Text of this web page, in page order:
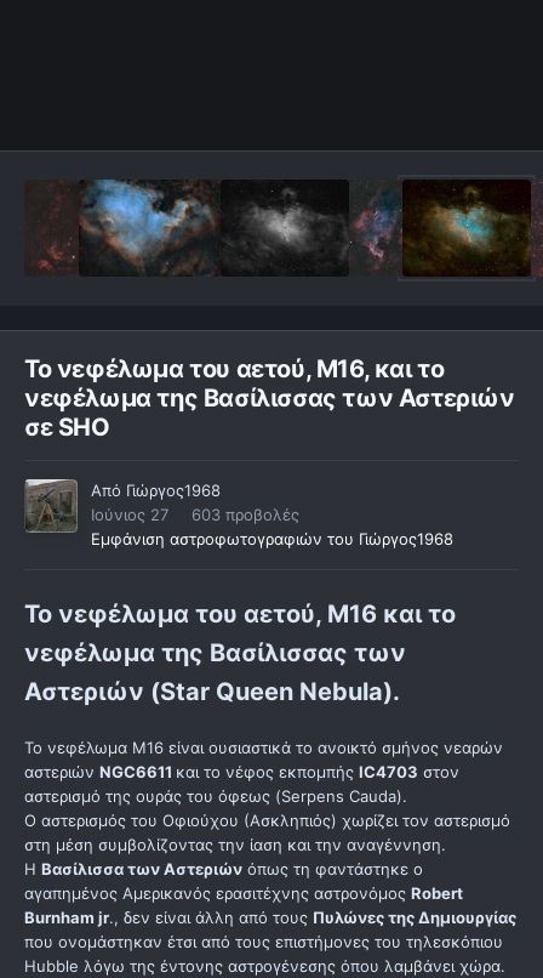
Το νεφέλωμα του αετού, M16, και το
νεφέλωμα της Βασίλισσας των Αστεριών
σε SHO
Από Γιώργος1968
Ιούνιος 27
603 προβολές
Εμφάνιση αστροφωτογραφιών του Γιώργος1968
Το νεφέλωμα του αετού, M16 και το
νεφέλωμα της Βασίλισσας των
Αστεριών (Star Queen Nebula).
Το νεφέλωμα M16 είναι ουσιαστικά το ανοικτό σμήνος νεαρών
αστεριών NGC6611 και το νέφος εκπομπής IC4703 στον
αστερισμό της ουράς του όφεως (Serpens Cauda).
Ο αστερισμός του Οφιούχου (Ασκληπιός) χωρίζει τον αστερισμό
στη μέση συμβολίζοντας την ίαση και την αναγέννηση.
Η Βασίλισσα των Αστεριών όπως τη φαντάστηκε ο
αγαπημένος Αμερικανός ερασιτέχνης αστρονόμος Robert
Burnham jr., δεν είναι άλλη από τους Πυλώνες της Δημιουργίας
που ονομάστηκαν έτσι από τους επιστήμονες του τηλεσκόπιου
Hubble λόγω της έντονης αστρογένεσης όπου λαμβάνει χώρα.